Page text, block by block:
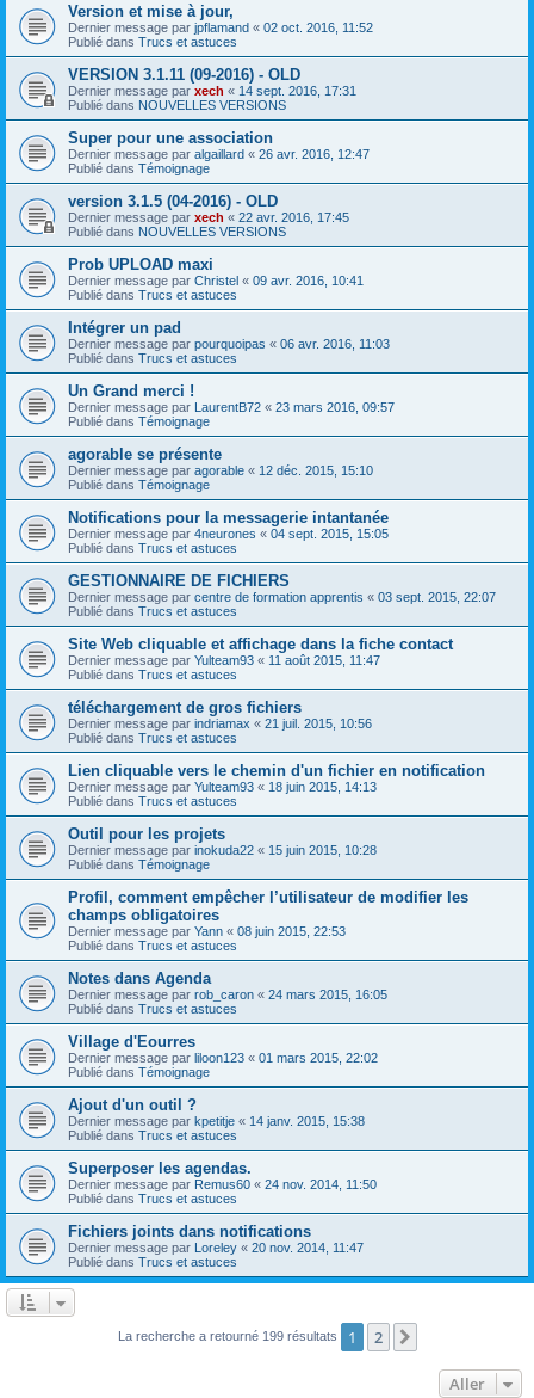
Version et mise à jour,
Dernier message par jpflamand « 02 oct. 2016, 11:52
Publié dans Trucs et astuces
VERSION 3.1.11 (09-2016) - OLD
Dernier message par xech « 14 sept. 2016, 17:31
Publié dans NOUVELLES VERSIONS
Super pour une association
Dernier message par algaillard « 26 avr. 2016, 12:47
Publié dans Témoignage
version 3.1.5 (04-2016) - OLD
Dernier message par xech « 22 avr. 2016, 17:45
Publié dans NOUVELLES VERSIONS
Prob UPLOAD maxi
Dernier message par Christel « 09 avr. 2016, 10:41
Publié dans Trucs et astuces
Intégrer un pad
Dernier message par pourquoipas « 06 avr. 2016, 11:03
Publié dans Trucs et astuces
Un Grand merci !
Dernier message par LaurentB72 « 23 mars 2016, 09:57
Publié dans Témoignage
agorable se présente
Dernier message par agorable « 12 déc. 2015, 15:10
Publié dans Témoignage
Notifications pour la messagerie intantanée
Dernier message par 4neurones « 04 sept. 2015, 15:05
Publié dans Trucs et astuces
GESTIONNAIRE DE FICHIERS
Dernier message par centre de formation apprentis « 03 sept. 2015, 22:07
Publié dans Trucs et astuces
Site Web cliquable et affichage dans la fiche contact
Dernier message par Yulteam93 « 11 août 2015, 11:47
Publié dans Trucs et astuces
téléchargement de gros fichiers
Dernier message par indriamax « 21 juil. 2015, 10:56
Publié dans Trucs et astuces
Lien cliquable vers le chemin d'un fichier en notification
Dernier message par Yulteam93 « 18 juin 2015, 14:13
Publié dans Trucs et astuces
Outil pour les projets
Dernier message par inokuda22 « 15 juin 2015, 10:28
Publié dans Témoignage
Profil, comment empêcher l’utilisateur de modifier les
champs obligatoires
Dernier message par Yann « 08 juin 2015, 22:53
Publié dans Trucs et astuces
Notes dans Agenda
Dernier message par rob_caron « 24 mars 2015, 16:05
Publié dans Trucs et astuces
Village d'Eourres
Dernier message par liloon123 « 01 mars 2015, 22:02
Publié dans Témoignage
Ajout d'un outil ?
Dernier message par kpetitje « 14 janv. 2015, 15:38
Publié dans Trucs et astuces
Superposer les agendas.
Dernier message par Remus60 « 24 nov. 2014, 11:50
Publié dans Trucs et astuces
Fichiers joints dans notifications
Dernier message par Loreley « 20 nov. 2014, 11:47
Publié dans Trucs et astuces
La recherche a retourné 199 résultats 1 2
Aller